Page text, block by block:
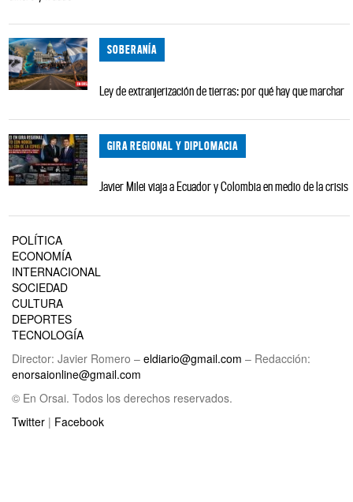
SOBERANÍA
Ley de extranjerización de tierras: por qué hay que marchar
GIRA REGIONAL Y DIPLOMACIA
Javier Milei viaja a Ecuador y Colombia en medio de la crisis
POLÍTICA
ECONOMÍA
INTERNACIONAL
SOCIEDAD
CULTURA
DEPORTES
TECNOLOGÍA
Director: Javier Romero – eldiario@gmail.com – Redacción:
enorsaionline@gmail.com
© En Orsai. Todos los derechos reservados.
Twitter | Facebook